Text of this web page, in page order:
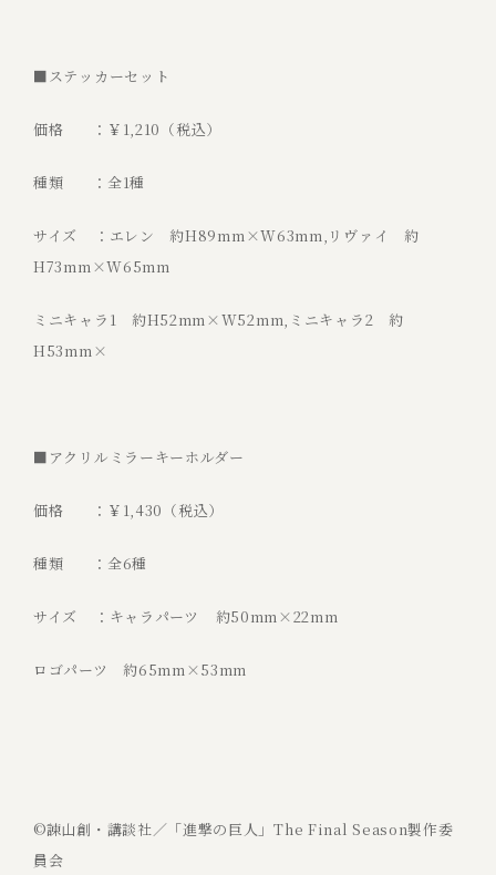
■ステッカーセット
価格 ：￥1,210（税込）
種類 ：全1種
サイズ ：エレン 約H89mm×W63mm,リヴァイ 約
H73mm×W65mm
ミニキャラ1 約H52mm×W52mm,ミニキャラ2 約
H53mm×
■アクリルミラーキーホルダー
価格 ：￥1,430（税込）
種類 ：全6種
サイズ ：キャラパーツ 約50mm×22mm
ロゴパーツ 約65mm×53mm
©諫山創・講談社／「進撃の巨人」The Final Season製作委
員会